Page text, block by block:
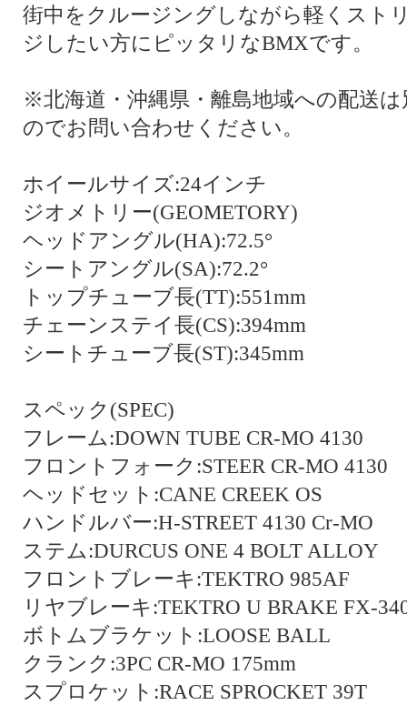
街中をクルージングしながら軽くスト
ジしたい方にピッタリなBMXです。
※北海道・沖縄県・離島地域への配送
のでお問い合わせください。
ホイールサイズ:24インチ
ジオメトリー(GEOMETORY)
ヘッドアングル(HA):72.5°
シートアングル(SA):72.2°
トップチューブ長(TT):551mm
チェーンステイ長(CS):394mm
シートチューブ長(ST):345mm
スペック(SPEC)
フレーム:DOWN TUBE CR-MO 4130
フロントフォーク:STEER CR-MO 4130
ヘッドセット:CANE CREEK OS
ハンドルバー:H-STREET 4130 Cr-MO
ステム:DURCUS ONE 4 BOLT ALLOY
フロントブレーキ:TEKTRO 985AF
リヤブレーキ:TEKTRO U BRAKE FX-
ボトムブラケット:LOOSE BALL
クランク:3PC CR-MO 175mm
スプロケット:RACE SPROCKET 39T